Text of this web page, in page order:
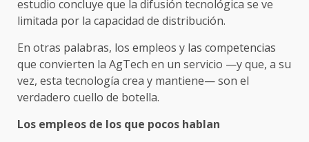
estudio concluye que la difusión tecnológica se ve
limitada por la capacidad de distribución.
En otras palabras, los empleos y las competencias
que convierten la AgTech en un servicio —y que, a su
vez, esta tecnología crea y mantiene— son el
verdadero cuello de botella.
Los empleos de los que pocos hablan